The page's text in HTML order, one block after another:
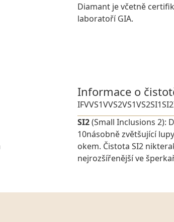
Diamant je včetně
laboratoří GIA.
Informace o
IFVVS1VVS2VS1VS2SI1SI2
SI2(Small Inclusions 2):
10násobně zvětšující
okem. Čistota SI2
nejrozšířenější ve